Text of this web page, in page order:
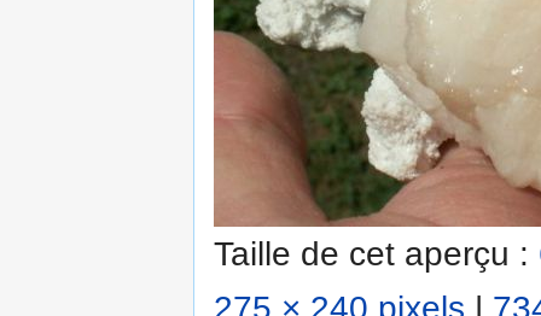
Taille de cet aperçu :
275 × 240 pixels |